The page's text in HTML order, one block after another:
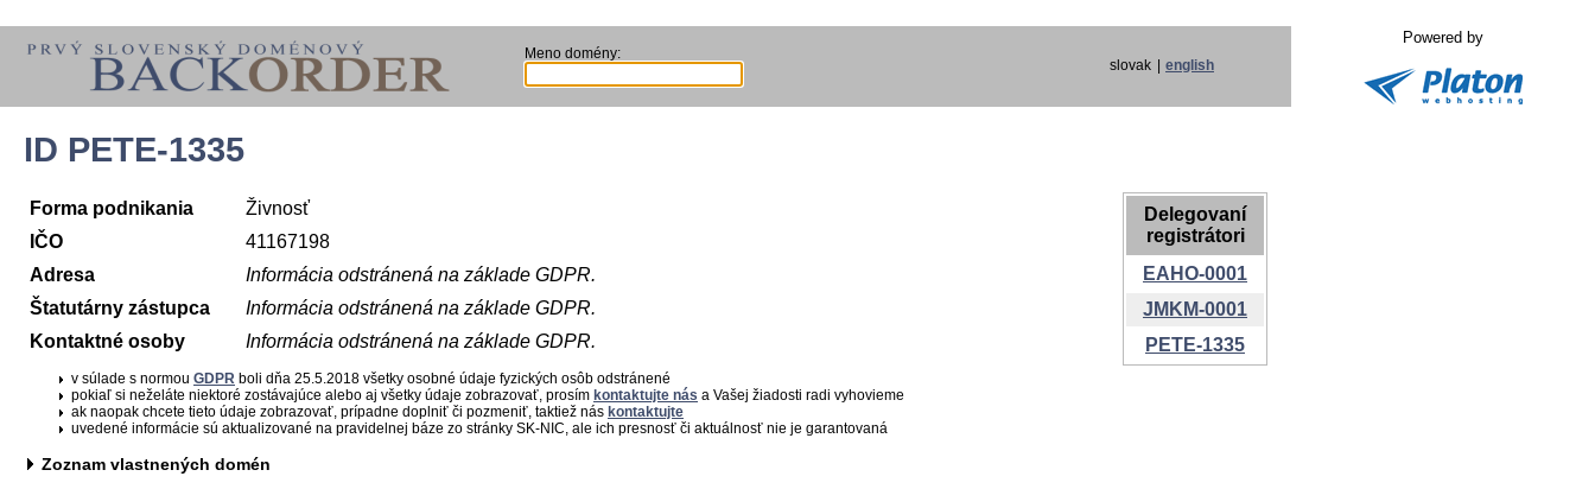
Meno domény:
slovak english
Powered by
ID PETE-1335
Forma podnikania
Živnosť
IČO
41167198
Adresa
Informácia odstránená na základe GDPR.
Štatutárny zástupca
Informácia odstránená na základe GDPR.
Kontaktné osoby
Informácia odstránená na základe GDPR.
v súlade s normou GDPR boli dňa 25.5.2018 všetky osobné údaje fyzických osôb odstránené
pokiaľ si neželáte niektoré zostávajúce alebo aj všetky údaje zobrazovať, prosím kontaktujte nás a Vašej žiadosti radi vyhovieme
ak naopak chcete tieto údaje zobrazovať, prípadne doplniť či pozmeniť, taktiež nás kontaktujte
uvedené informácie sú aktualizované na pravidelnej báze zo stránky SK-NIC, ale ich presnosť či aktuálnosť nie je garantovaná
Zoznam vlastnených domén
Delegovaní
registrátori
EAHO-0001
JMKM-0001
PETE-1335